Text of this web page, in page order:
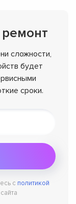
сложности,
будет
сроки.
с политикой